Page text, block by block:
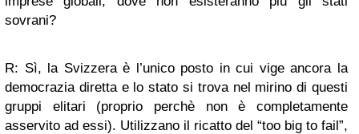
sovrani?
R: Sì, la Svizzera è l’unico posto in cui vige ancora la
democrazia diretta e lo stato si trova nel mirino di questi
gruppi elitari (proprio perchè non è completamente
asservito ad essi). Utilizzano il ricatto del “too big to fail”,